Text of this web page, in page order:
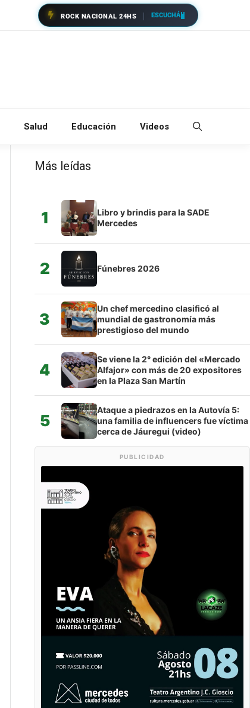
ROCK NACIONAL 24HS ESCUCHÁ
Salud Educación Videos
Más leídas
1
Libro y brindis para la SADE
Mercedes
2 Fúnebres 2026
3
Un chef mercedino clasificó al
mundial de gastronomía más
prestigioso del mundo
4
Se viene la 2° edición del «Mercado
Alfajor» con más de 20 expositores
en la Plaza San Martín
5
Ataque a piedrazos en la Autovía 5:
una familia de influencers fue víctima
cerca de Jáuregui (video)
PUBLICIDAD